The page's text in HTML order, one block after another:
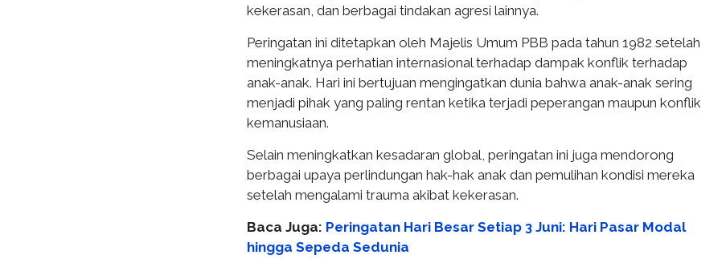
kekerasan, dan berbagai tindakan agresi lainnya.
Peringatan ini ditetapkan oleh Majelis Umum PBB pada tahun 1982 setelah
meningkatnya perhatian internasional terhadap dampak konflik terhadap
anak-anak. Hari ini bertujuan mengingatkan dunia bahwa anak-anak sering
menjadi pihak yang paling rentan ketika terjadi peperangan maupun konflik
kemanusiaan.
Selain meningkatkan kesadaran global, peringatan ini juga mendorong
berbagai upaya perlindungan hak-hak anak dan pemulihan kondisi mereka
setelah mengalami trauma akibat kekerasan.
Baca Juga: Peringatan Hari Besar Setiap 3 Juni: Hari Pasar Modal
hingga Sepeda Sedunia